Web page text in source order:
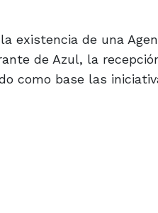
existencia de una
de Azul, la
como base las